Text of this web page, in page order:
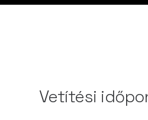
Vetítési